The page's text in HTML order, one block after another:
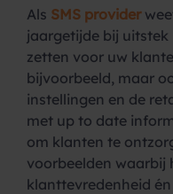
Als SMS provider
jaargetijde bij uitstek
zetten voor uw
bijvoorbeeld, maar
instellingen en de
met up to date
om klanten te
voorbeelden waarbij
klanttevredenheid